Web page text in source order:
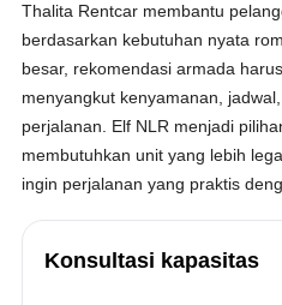
Thalita Rentcar membantu
berdasarkan kebutuhan nyata
besar, rekomendasi armada
menyangkut kenyamanan,
perjalanan. Elf NLR menjadi
membutuhkan unit yang lebih
ingin perjalanan yang praktis
Konsultasi kapasitas